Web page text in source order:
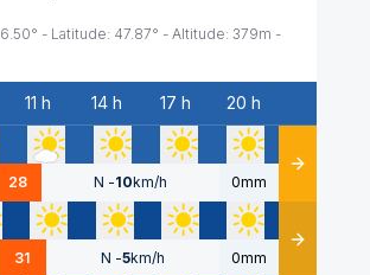
6.50° - Latitude: 47.87° - Altitude: 379m -
11 h 14 h 17 h 20 h
28 N -10km/h 0mm Détails
31 N -5km/h 0mm Détails